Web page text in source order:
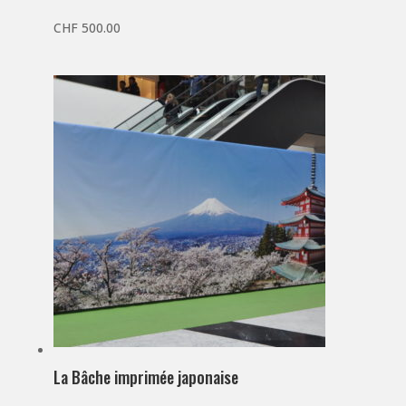
CHF500.00
La Bâche imprimée japonaise